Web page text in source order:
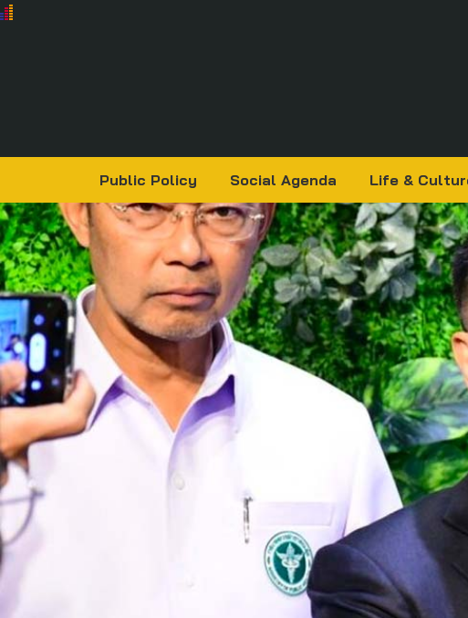
Public Policy Social Agenda Life &